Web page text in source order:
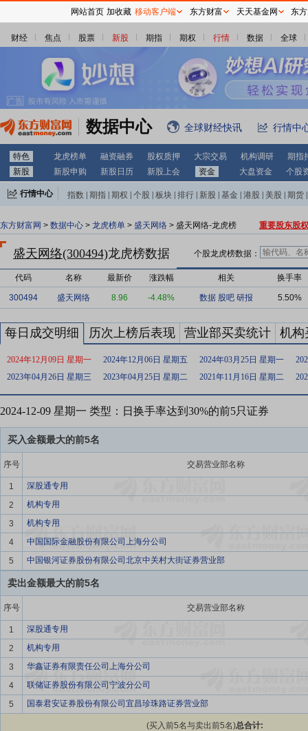
财经 焦点 股票 新股 期指 期权 行情 数据 全球
数据中心 全球财经快讯 行情中
特色 龙虎榜单 融资融券 股权质押 大宗交易 机构调研
期指
新股
新股申购 新股日历 新股上会 资金 大盘资金 个股
行情中心 指数 期指 期权 个股 板块 排行 新股 基金 港股 美股 期货
东方财富网 > 数据中心 > 龙虎榜单 > 盛天网络 > 盛天网络-龙虎榜 重要股东股
盛天网络(300494)龙虎榜数据 个股龙虎榜数据：
代码 名称 最新价 涨跌幅 相关 换手率
300494 盛天网络 8.96 -4.48% 数据 股吧 研报 5.50%
每日成交明细 历次上榜后表现 营业部买卖统计 机构
2024年12月09日 星期一 2024年12月06日 星期五 2024年03月25日 星期一
2023年04月26日 星期三
2023年04月25日 星期二 2021年11月16日 星期二
2024-12-09 星期一 类型：日换手率达到30%的前5只证券
买入金额最大的前5名
序号 交易营业部名称
1
深股通专用
2
机构专用
3
机构专用
4
中国国际金融股份有限公司上海分公司
5
中国银河证券股份有限公司北京中关村大街证券营业部
卖出金额最大的前5名
序号 交易营业部名称
1
深股通专用
2
机构专用
3
华鑫证券有限责任公司上海分公司
4
联储证券股份有限公司宁波分公司
5
国泰君安证券股份有限公司宜昌珍珠路证券营业部
(买入前5名与卖出前5名)总合计:
网站首页 加收藏 移动客户端 东方财富 天天基金网 东